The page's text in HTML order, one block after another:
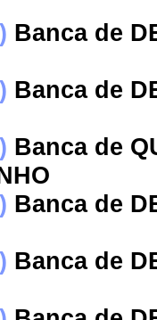
Banca de
Banca de
Banca de
Banca de
Banca de